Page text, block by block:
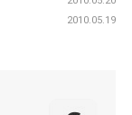
2010.05.19